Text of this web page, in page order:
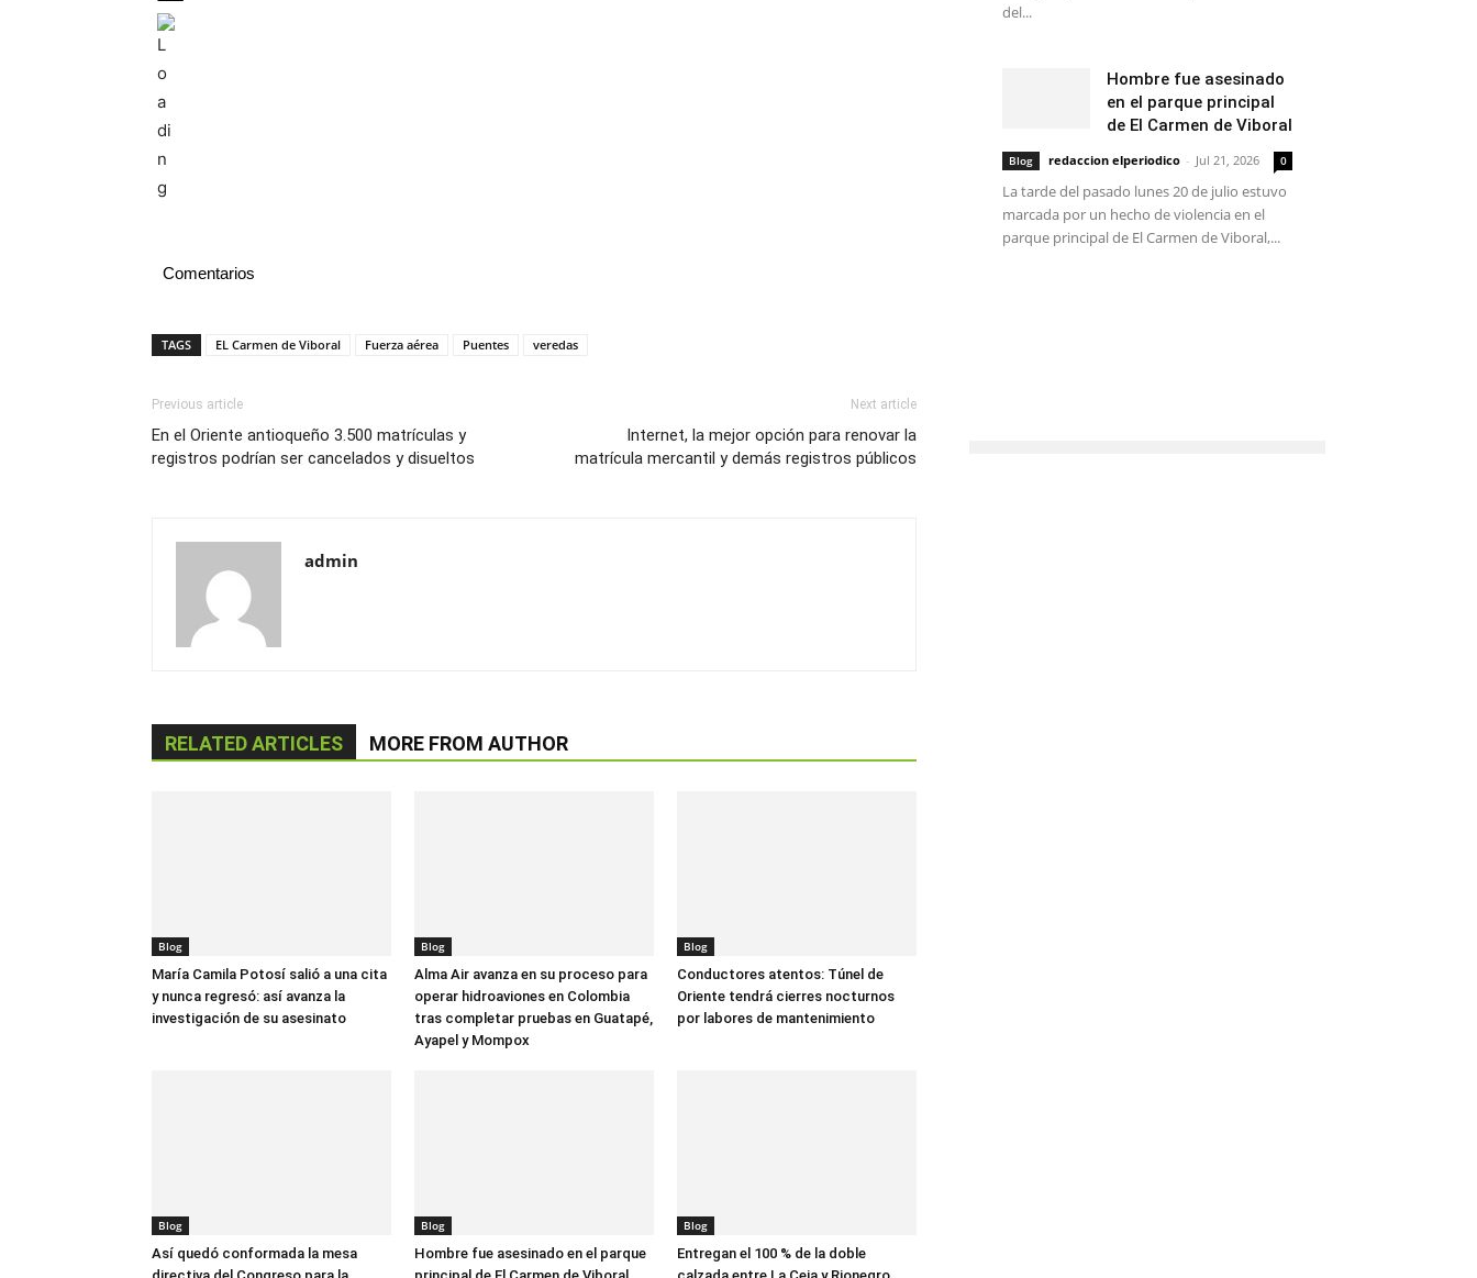
Comentarios
TAGS EL Carmen de Viboral Fuerza aérea Puentes veredas
Previous article
En el Oriente antioqueño 3.500 matrículas y
registros podrían ser cancelados y disueltos
Next article
Internet, la mejor opción para renovar la
matrícula mercantil y demás registros públicos
admin
RELATED ARTICLES MORE FROM AUTHOR
Blog
María Camila Potosí salió a una cita
y nunca regresó: así avanza la
investigación de su asesinato
Blog
Alma Air avanza en su proceso para
operar hidroaviones en Colombia
tras completar pruebas en Guatapé,
Ayapel y Mompox
Blog
Conductores atentos: Túnel de
Oriente tendrá cierres nocturnos
por labores de mantenimiento
Blog
Así quedó conformada la mesa
Blog
Hombre fue asesinado en el parque
Blog
Entregan el 100 % de la doble
del...
Hombre fue asesinado
en el parque principal
de El Carmen de Viboral
Blog redaccion elperiodico - Jul 21, 2026 0
La tarde del pasado lunes 20 de julio estuvo
marcada por un hecho de violencia en el
parque principal de El Carmen de Viboral,...